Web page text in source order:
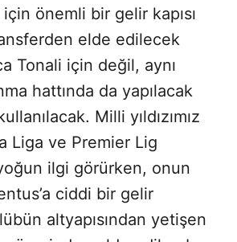
için önemli bir gelir kapısı
elde edilecek
Tonali için değil, aynı
hattında da yapılacak
Milli yıldızımız
Liga ve Premier Lig
ilgi görürken, onun
ciddi bir gelir
altyapısından yetişen